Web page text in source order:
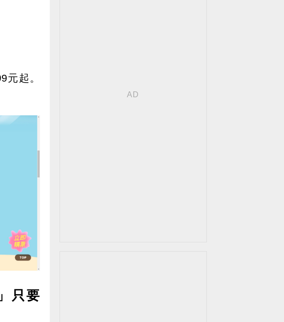
起。
只要